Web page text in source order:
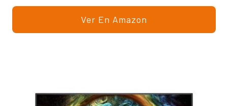
Ver En Amazon